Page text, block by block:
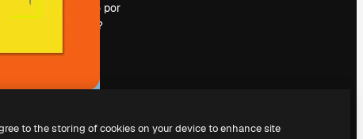
Procurando por
magnific.ai?
to the storing of cookies on your device to enhance site